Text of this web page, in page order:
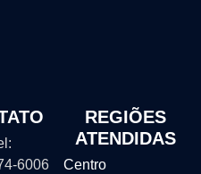
6006
REGIÕES
ATENDIDAS
Centro